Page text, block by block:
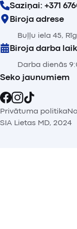
Saziņai: +371
Biroja adrese
Buļļu iela 45,
Biroja darba
Darba dienās
Seko jaunumiem
Privātuma politika
SIA Lietas MD, 2024